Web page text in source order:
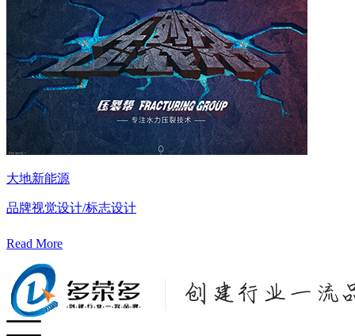
大地新能源
品牌视觉设计/标志设计
Read More